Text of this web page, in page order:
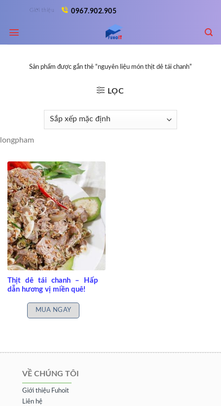
content
Giới thiệu 0967.902.905
Sản phẩm được gắn thẻ “nguyên liệu món thịt dê tái chanh”
LỌC
longpham
Thịt dê tái chanh – Hấp
dẫn hương vị miền quê!
MUA NGAY
VỀ CHÚNG TÔI
Giới thiệu Fuhoit
Liên hệ